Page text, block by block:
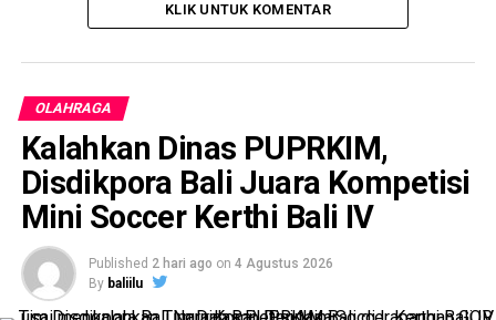
KLIK UNTUK KOMENTAR
OLAHRAGA
Kalahkan Dinas PUPRKIM,
Disdikpora Bali Juara Kompetisi
Mini Soccer Kerthi Bali IV
Published 2 hari ago on 4 Agustus 2026
By baliilu